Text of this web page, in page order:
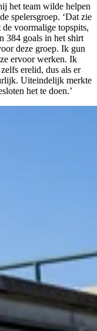
het team wilde helpen
spelersgroep. ‘Dat zie
voormalige topspits,
384 goals in het shirt
deze groep. Ik gun
ervoor werken. Ik
erelid, dus als er
Uiteindelijk merkte
het te doen.’